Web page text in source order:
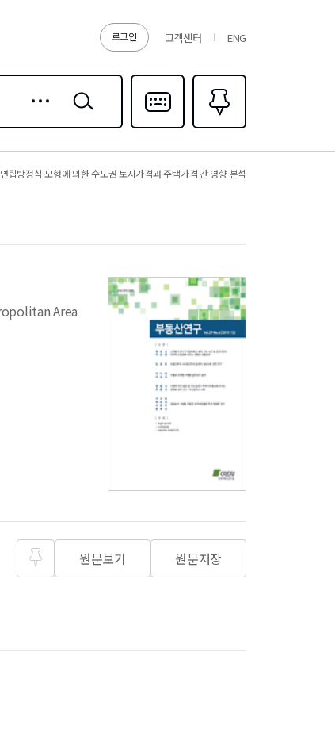
로그인 고객센터 ENG
검색
다국어입력
즐겨찾기0
립방정식 모형에 의한 수도권 토지가격과 주택가격 간 영향 분석
Area
원문보기 원문저장